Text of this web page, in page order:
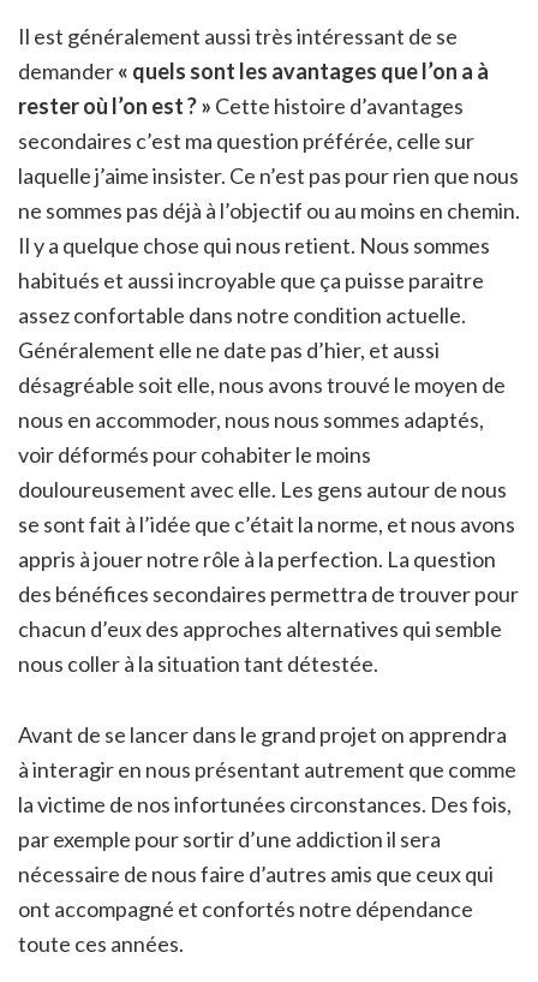
Il est généralement aussi très intéressant de se
demander« quels sont les avantages que l’on a à
rester où l’on est ? » Cette histoire d’avantages
secondaires c’est ma question préférée, celle sur
laquelle j’aime insister. Ce n’est pas pour rien que nous
ne sommes pas déjà à l’objectif ou au moins en chemin.
Il y a quelque chose qui nous retient. Nous sommes
habitués et aussi incroyable que ça puisse paraitre
assez confortable dans notre condition actuelle.
Généralement elle ne date pas d’hier, et aussi
désagréable soit elle, nous avons trouvé le moyen de
nous en accommoder, nous nous sommes adaptés,
voir déformés pour cohabiter le moins
douloureusement avec elle. Les gens autour de nous
se sont fait à l’idée que c’était la norme, et nous avons
appris à jouer notre rôle à la perfection. La question
des bénéfices secondaires permettra de trouver pour
chacun d’eux des approches alternatives qui semble
nous coller à la situation tant détestée.
Avant de se lancer dans le grand projet on apprendra
à interagir en nous présentant autrement que comme
la victime de nos infortunées circonstances. Des fois,
par exemple pour sortir d’une addiction il sera
nécessaire de nous faire d’autres amis que ceux qui
ont accompagné et confortés notre dépendance
toute ces années.